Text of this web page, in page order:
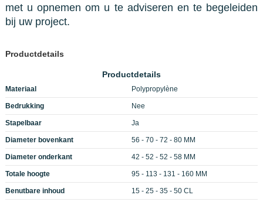
met u opnemen om u te adviseren en te begeleiden
bij uw project.
Productdetails
Productdetails
Materiaal Polypropylène
Bedrukking Nee
Stapelbaar Ja
Diameter bovenkant 56 - 70 - 72 - 80 MM
Diameter onderkant 42 - 52 - 52 - 58 MM
Totale hoogte 95 - 113 - 131 - 160 MM
Benutbare inhoud 15 - 25 - 35 - 50 CL